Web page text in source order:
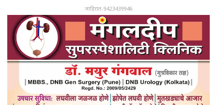
जाहिरात-9423439946